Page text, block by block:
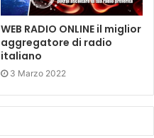
WEB RADIO ONLINE il miglior
aggregatore di radio
italiano
3 Marzo 2022